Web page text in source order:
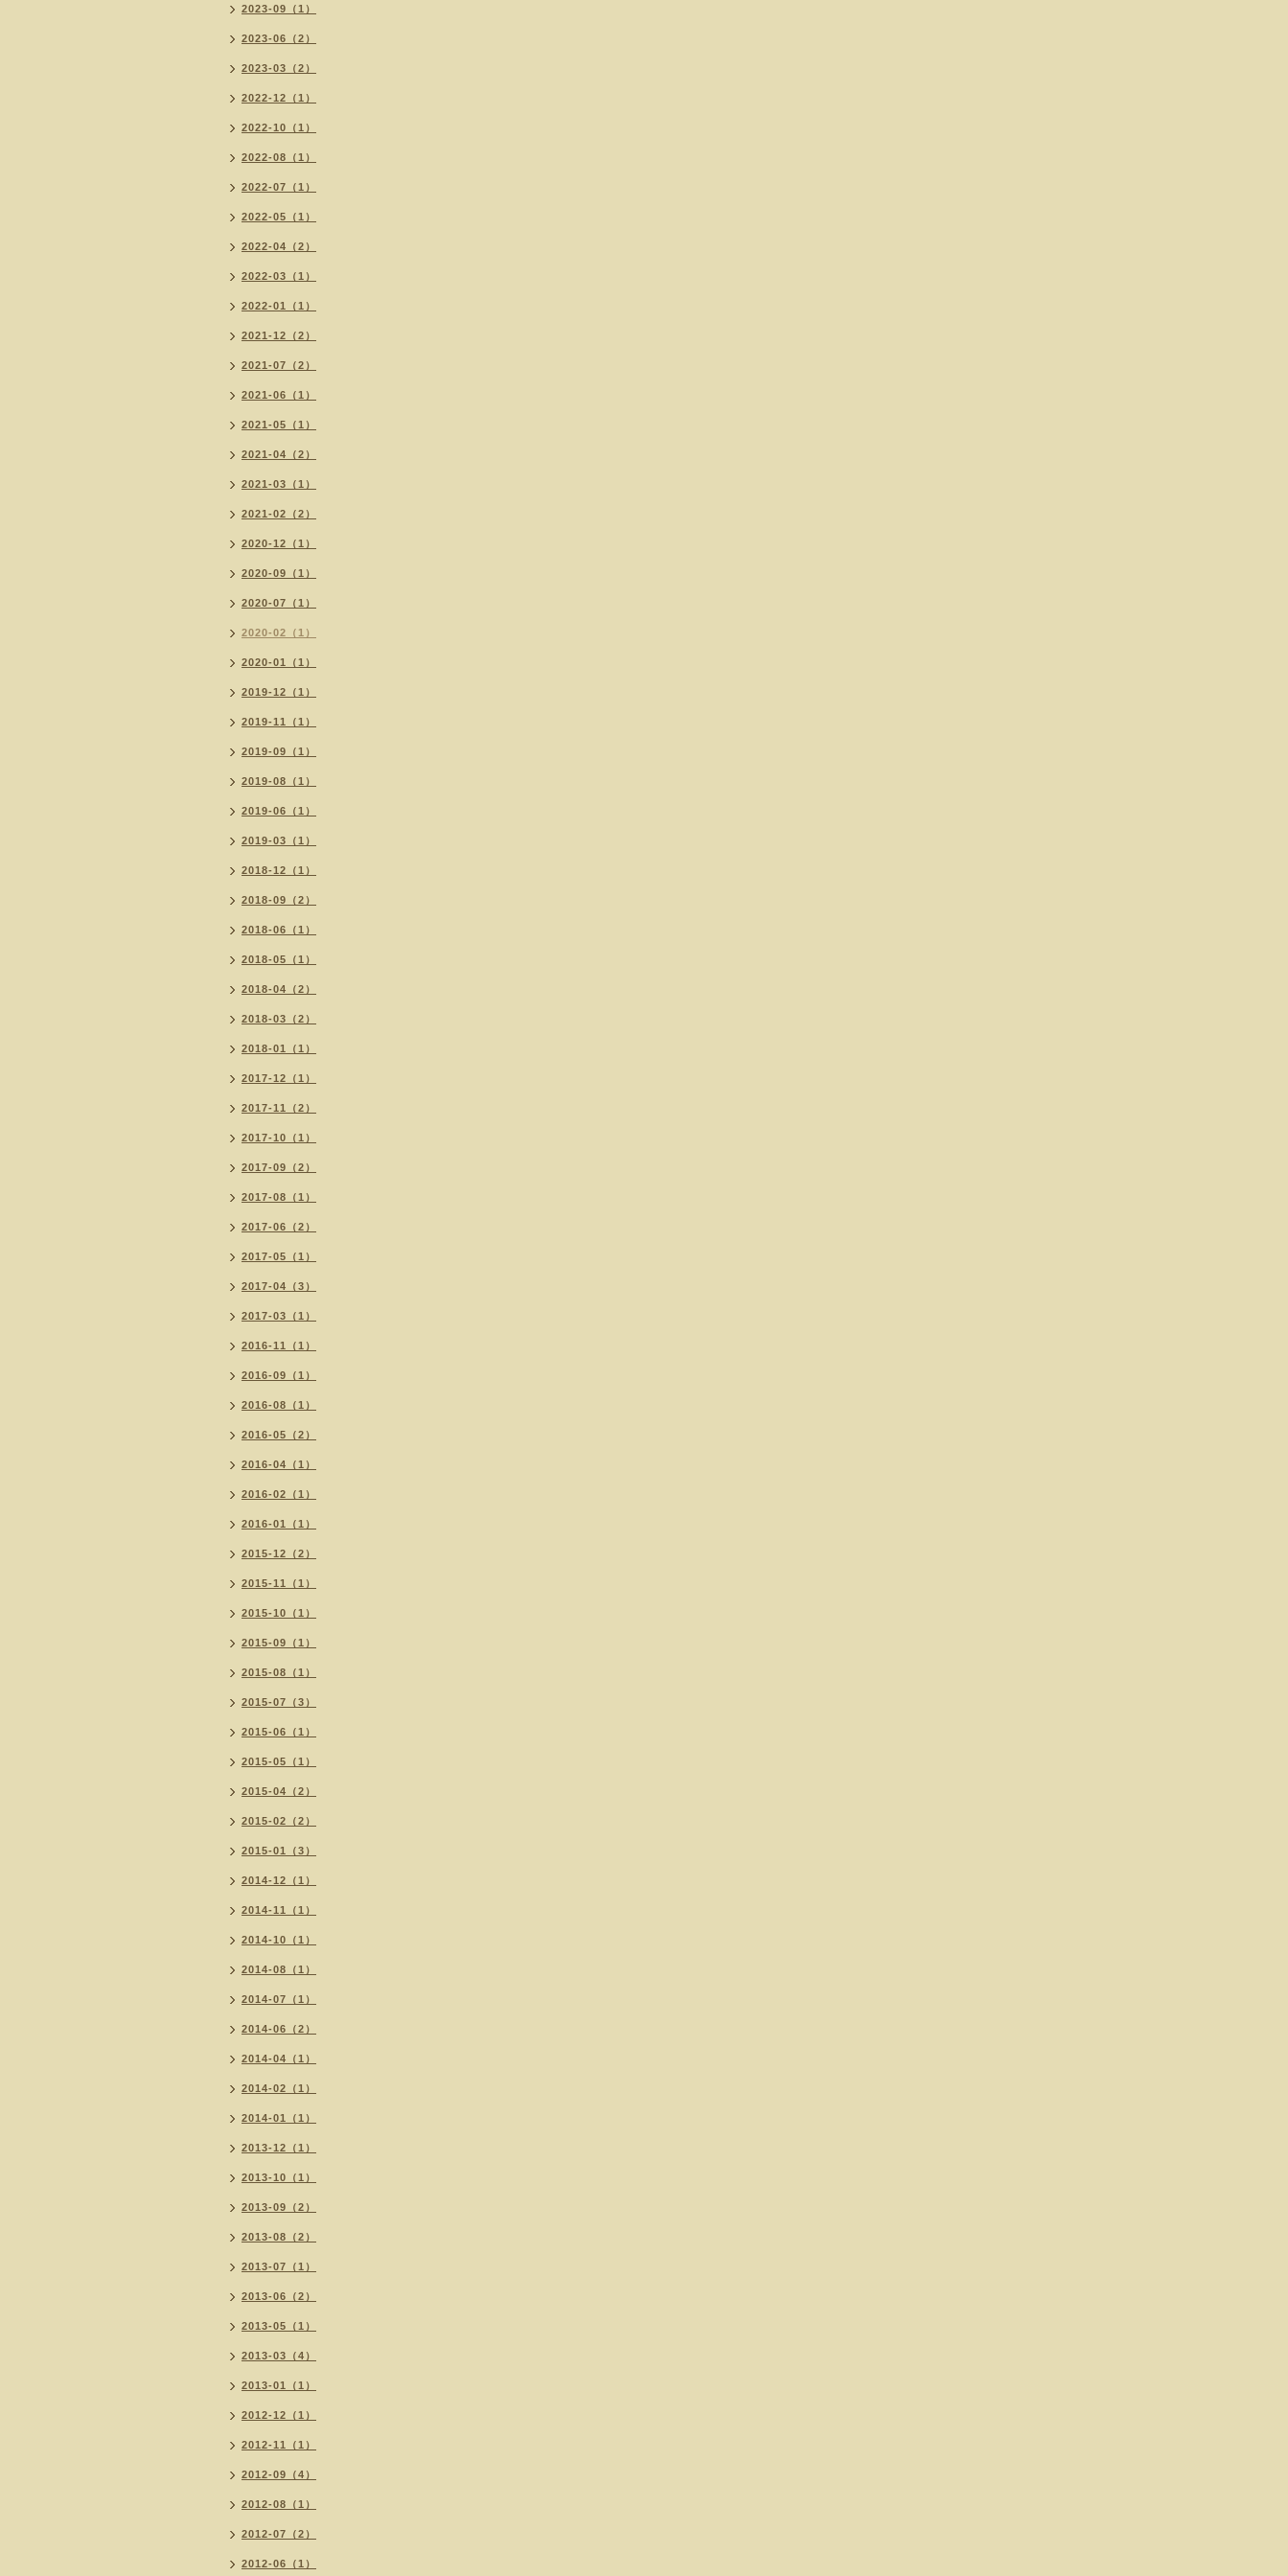
2023-09（1）
2023-06（2）
2023-03（2）
2022-12（1）
2022-10（1）
2022-08（1）
2022-07（1）
2022-05（1）
2022-04（2）
2022-03（1）
2022-01（1）
2021-12（2）
2021-07（2）
2021-06（1）
2021-05（1）
2021-04（2）
2021-03（1）
2021-02（2）
2020-12（1）
2020-09（1）
2020-07（1）
2020-02（1）
2020-01（1）
2019-12（1）
2019-11（1）
2019-09（1）
2019-08（1）
2019-06（1）
2019-03（1）
2018-12（1）
2018-09（2）
2018-06（1）
2018-05（1）
2018-04（2）
2018-03（2）
2018-01（1）
2017-12（1）
2017-11（2）
2017-10（1）
2017-09（2）
2017-08（1）
2017-06（2）
2017-05（1）
2017-04（3）
2017-03（1）
2016-11（1）
2016-09（1）
2016-08（1）
2016-05（2）
2016-04（1）
2016-02（1）
2016-01（1）
2015-12（2）
2015-11（1）
2015-10（1）
2015-09（1）
2015-08（1）
2015-07（3）
2015-06（1）
2015-05（1）
2015-04（2）
2015-02（2）
2015-01（3）
2014-12（1）
2014-11（1）
2014-10（1）
2014-08（1）
2014-07（1）
2014-06（2）
2014-04（1）
2014-02（1）
2014-01（1）
2013-12（1）
2013-10（1）
2013-09（2）
2013-08（2）
2013-07（1）
2013-06（2）
2013-05（1）
2013-03（4）
2013-01（1）
2012-12（1）
2012-11（1）
2012-09（4）
2012-08（1）
2012-07（2）
2012-06（1）